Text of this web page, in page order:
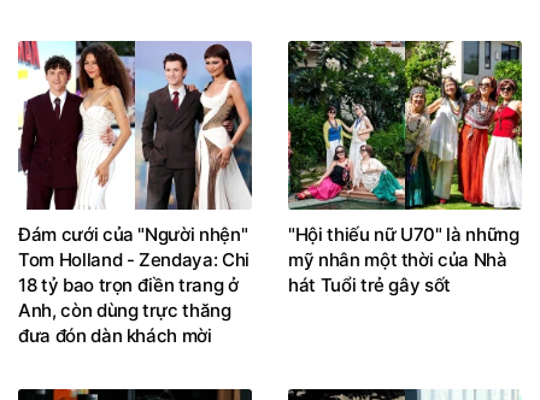
Đám cưới của "Người nhện"
Tom Holland - Zendaya: Chi
18 tỷ bao trọn điền trang ở
Anh, còn dùng trực thăng
đưa đón dàn khách mời
"Hội thiếu nữ U70" là những
mỹ nhân một thời của Nhà
hát Tuổi trẻ gây sốt